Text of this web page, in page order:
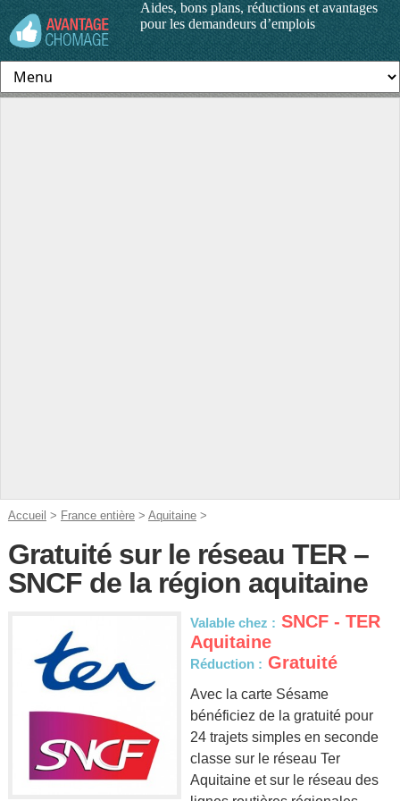
Aides, bons plans, réductions et avantages
pour les demandeurs d’emplois
Accueil > France entière> Aquitaine>
Gratuité sur le réseau TER –
SNCF de la région aquitaine
Valable chez : SNCF - TER
Aquitaine
Réduction : Gratuité
Avec la carte Sésame
bénéficiez de la gratuité pour
24 trajets simples en seconde
classe sur le réseau Ter
Aquitaine et sur le réseau des